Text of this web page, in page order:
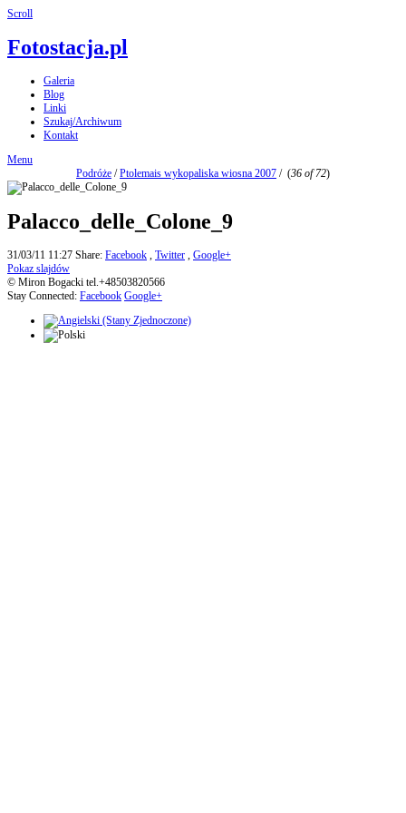
Scroll
Fotostacja.pl
Galeria
Blog
Linki
Szukaj/Archiwum
Kontakt
Menu
Podróże /Ptolemais wykopaliska wiosna 2007 / (36 of 72)
Palacco_delle_Colone_9
31/03/11 11:27 Share: Facebook , Twitter , Google+
Pokaz slajdów
© Miron Bogacki tel.+48503820566
Stay Connected: Facebook Google+